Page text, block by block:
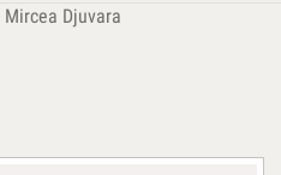
Mircea Djuvara